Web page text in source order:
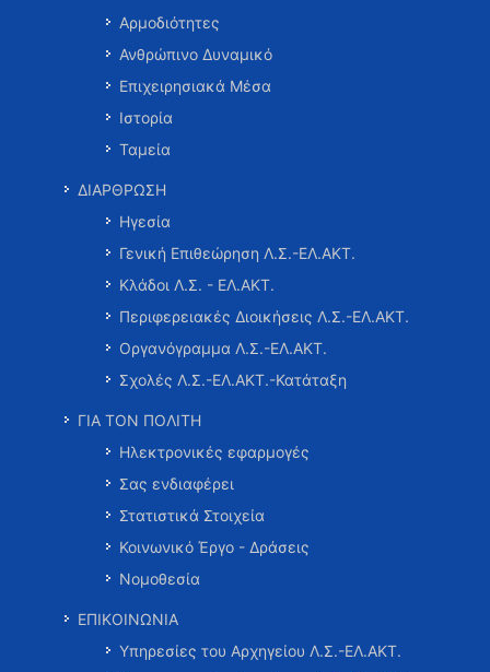
Αρμοδιότητες
Ανθρώπινο Δυναμικό
Επιχειρησιακά Μέσα
Ιστορία
Ταμεία
ΔΙΑΡΘΡΩΣΗ
Ηγεσία
Γενική Επιθεώρηση Λ.Σ.-ΕΛ.ΑΚΤ.
Κλάδοι Λ.Σ. - ΕΛ.ΑΚΤ.
Περιφερειακές Διοικήσεις Λ.Σ.-ΕΛ.ΑΚΤ.
Οργανόγραμμα Λ.Σ.-ΕΛ.ΑΚΤ.
Σχολές Λ.Σ.-ΕΛ.ΑΚΤ.-Κατάταξη
ΓΙΑ ΤΟΝ ΠΟΛΙΤΗ
Ηλεκτρονικές εφαρμογές
Σας ενδιαφέρει
Στατιστικά Στοιχεία
Κοινωνικό Έργο - Δράσεις
Νομοθεσία
ΕΠΙΚΟΙΝΩΝΙΑ
Υπηρεσίες του Αρχηγείου Λ.Σ.-ΕΛ.ΑΚΤ.